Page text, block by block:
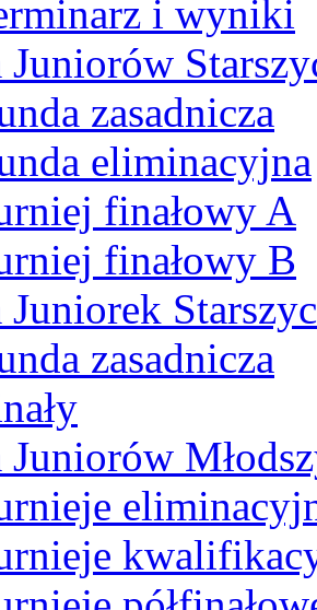
i wyniki
Juniorów
zasadnicza
eliminacyjna
finałowy A
finałowy B
zasadnicza
Juniorów